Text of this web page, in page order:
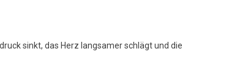
sinkt, das Herz langsamer schlägt und die